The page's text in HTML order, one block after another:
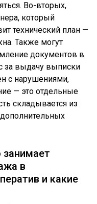
Во-вторых,
который
технический план —
Также могут
документов в
за выдачу выписки
с нарушениями,
— это отдельные
складывается из
в
и какие